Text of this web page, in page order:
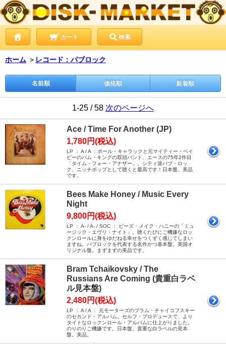
カート 検索
ホーム ＞ レコード：パブロック
名前順 価格順 新着順
1-25 / 58 次のページへ
Ace / Time For Another (JP)
1,780円(税込)
LP ： A / A ：ポール・キャラックと元マイティー・ベイ
ビーのバム・キングの双頭バンド、エースの75年2作目
「タイム・フォー・アナザー」。シティ派パブ・ロッ
ク、ニッチポップとして聴くと最高です！日本盤。美品
です。
Bees Make Honey / Music Every
Night
9,800円(税込)
LP ： A- / A- / SOC ： ビーズ・メイク・ハニーの「ミュ
ージック・エヴリ・ナイト」。聴くたびにご機嫌なロッ
クンロールに身をゆだねる幸せをつくずく感じてしまい
ますね。パブロックを代表する名作かつ基本盤。英国オ
リジナル盤。まずまずの美品です。
Bram Tchaikovsky / The
Russians Are Coming (貴重白ラベ
ル見本盤)
2,480円(税込)
LP ： A / A ： 元モーターズのブラム・チャイコフスキー
のセカンド・アルバム。セルフ・プロデュースで、より
タイトなロックンロール・アルバムに仕上がりました。
のりのりご機嫌です。日本盤。貴重な白ラベルの見本
盤。美品。